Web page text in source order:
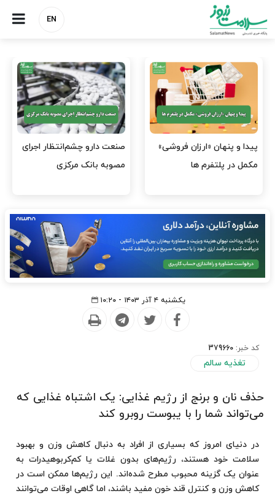
EN
هشدار کانون هموفیلی ایران:
۴ هزار بیمار ۸ ماه است
نسخه وزارت بهداشت برای
مهار پزشک‌نماهای
یکشنبه ۴ آذر ۱۴۰۳ - ۱۰:۲۰
کد خبر: 379660
تغذیه سالم
حذف نان و برنج از رژیم غذایی: یک اشتباه غذایی که
می‌تواند شما را با یبوست روبرو کند
در دنیای امروز که بسیاری از افراد به دنبال کاهش وزن و بهبود
سلامت خود هستند، رژیم‌های بدون غلات یا کم‌کربوهیدرات به
عنوان یک گزینه محبوب مطرح شده‌اند. این رژیم‌ها ممکن است در
کاهش وزن و کنترل قند خون مفید باشند، اما گاهی اوقات می‌توانند